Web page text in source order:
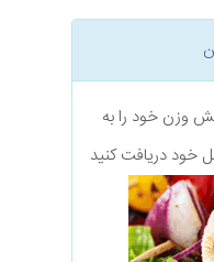
وزن خود را به
خود دریافت کنید